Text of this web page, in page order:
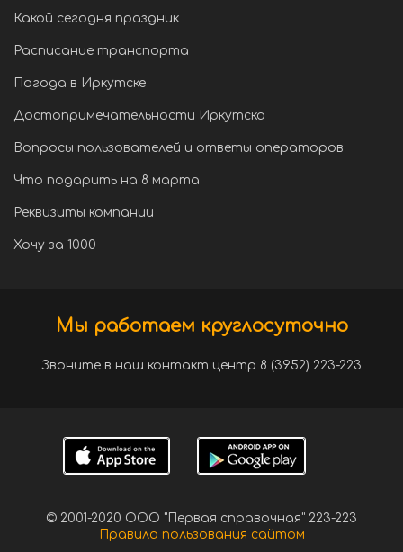
Какой сегодня праздник
Расписание транспорта
Погода в Иркутске
Достопримечательности Иркутска
Вопросы пользователей и ответы операторов
Что подарить на 8 марта
Реквизиты компании
Хочу за 1000
Мы работаем круглосуточно
Звоните в наш контакт центр 8 (3952) 223-223
© 2001-2020 ООО "Первая справочная" 223-223
Правила пользования сайтом